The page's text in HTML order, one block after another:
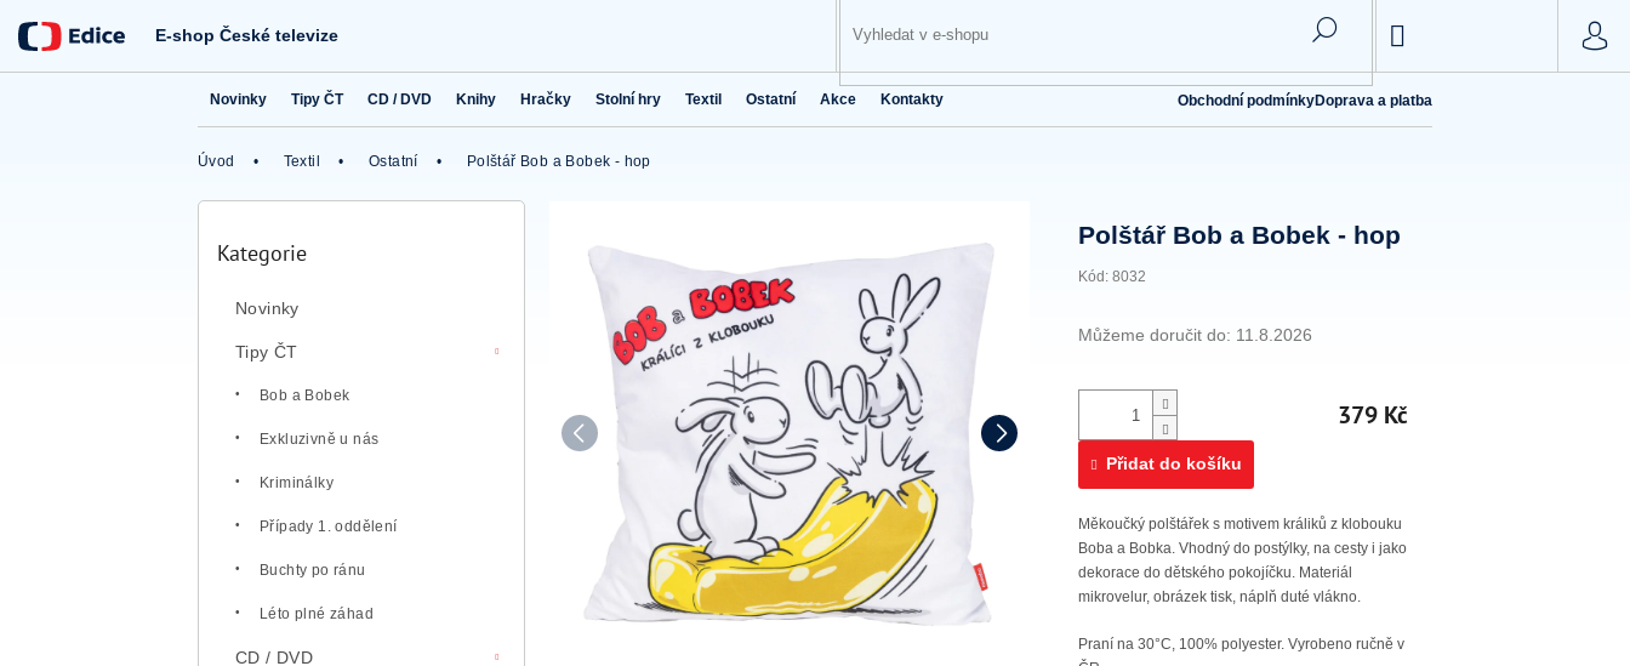
obsah
E-shop České televize
NÁKUPNÍ
KOŠÍK
Novinky Tipy ČT CD / DVD Knihy Hračky Stolní hry Textil Ostatní Akce Kontakty Obchodní podmínkyDoprava a platba
Úvod Textil Ostatní Polštář Bob a Bobek - hop
P
Přeskočit
Kategorie
Novinky
Tipy ČT
Bob a Bobek
Exkluzivně u nás
Kriminálky
Případy 1. oddělení
Buchty po ránu
Léto plné záhad
CD / DVD
Polštář Bob a Bobek - hop
Kód: 8032
Můžeme doručit do: 11.8.2026
379 Kč
Přidat do košíku
Měkoučký polštářek s motivem králiků z klobouku
Boba a Bobka. Vhodný do postýlky, na cesty i jako
dekorace do dětského pokojíčku. Materiál
mikrovelur, obrázek tisk, náplň duté vlákno.
Praní na 30°C, 100% polyester. Vyrobeno ručně v